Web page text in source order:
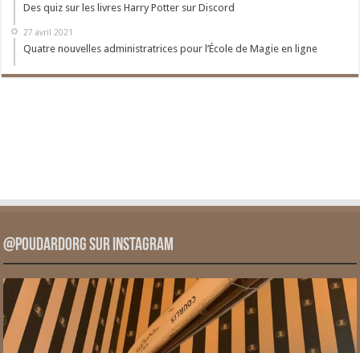
Des quiz sur les livres Harry Potter sur Discord
27 avril 2021
Quatre nouvelles administratrices pour l’École de Magie en ligne
@PoudardOrg sur Instagram